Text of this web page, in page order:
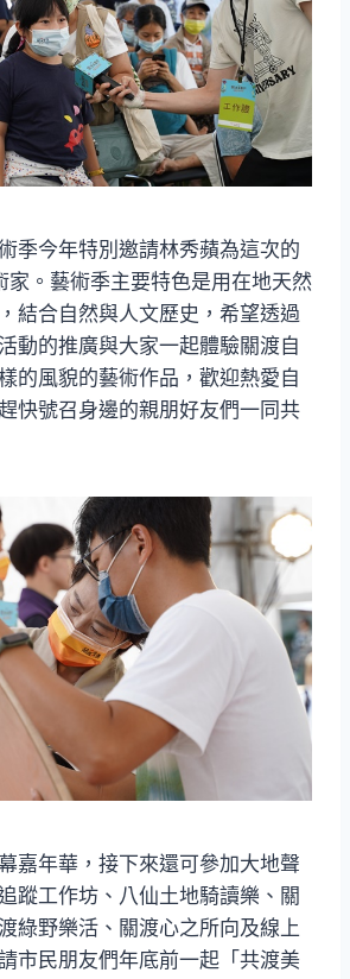
季今年特別邀請林秀蘋為這次的
家。藝術季主要特色是用在地天然
結合自然與人文歷史，希望透過
動的推廣與大家一起體驗關渡自
的風貌的藝術作品，歡迎熱愛自
快號召身邊的親朋好友們一同共
嘉年華，接下來還可參加大地聲
蹤工作坊、八仙土地騎讀樂、關
綠野樂活、關渡心之所向及線上
市民朋友們年底前一起「共渡美